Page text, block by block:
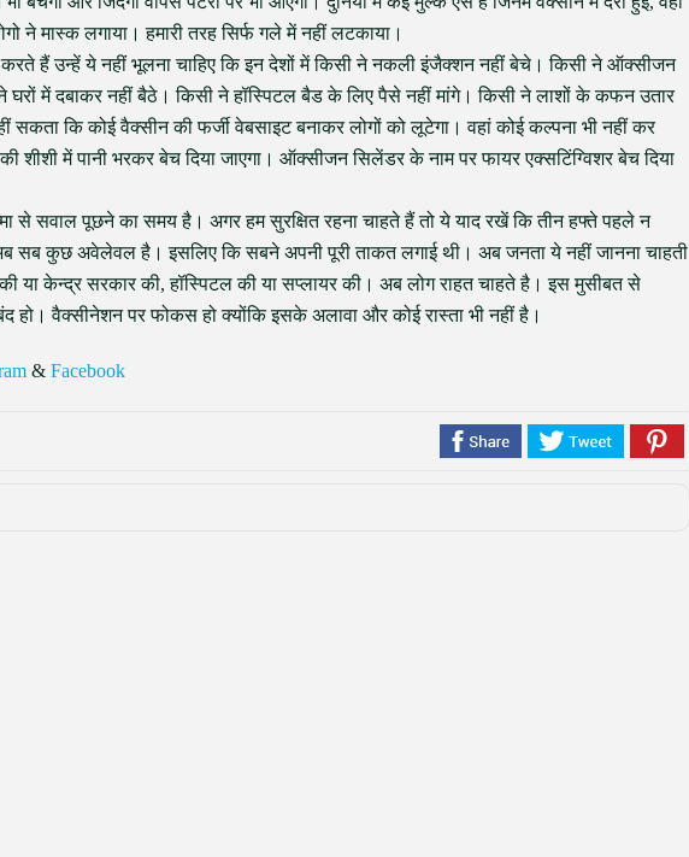
ने मास्क लगाया। हमारी तरह सिर्फ गले में नहीं लटकाया।
हैं उन्हें ये नहीं भूलना चाहिए कि इन देशों में किसी ने नकली इंजैक्शन नहीं बेचे। किसी ने ऑक्सीजन
घरों में दबाकर नहीं बैठे। किसी ने हॉस्पिटल बैड के लिए पैसे नहीं मांगे। किसी ने लाशों के कफन उतार
सकता कि कोई वैक्सीन की फर्जी वेबसाइट बनाकर लोगों को लूटेगा। वहां कोई कल्पना भी नहीं कर
शीशी में पानी भरकर बेच दिया जाएगा। ऑक्सीजन सिलेंडर के नाम पर फायर एक्सटिंग्विशर बेच दिया
से सवाल पूछने का समय है। अगर हम सुरक्षित रहना चाहते हैं तो ये याद रखें कि तीन हफ्ते पहले न
सब कुछ अवेलेवल है। इसलिए कि सबने अपनी पूरी ताकत लगाई थी। अब जनता ये नहीं जानना चाहती
या केन्द्र सरकार की, हॉस्पिटल की या सप्लायर की। अब लोग राहत चाहते है। इस मुसीबत से
हो। वैक्सीनेशन पर फोकस हो क्योंकि इसके अलावा और कोई रास्ता भी नहीं है।
& Facebook